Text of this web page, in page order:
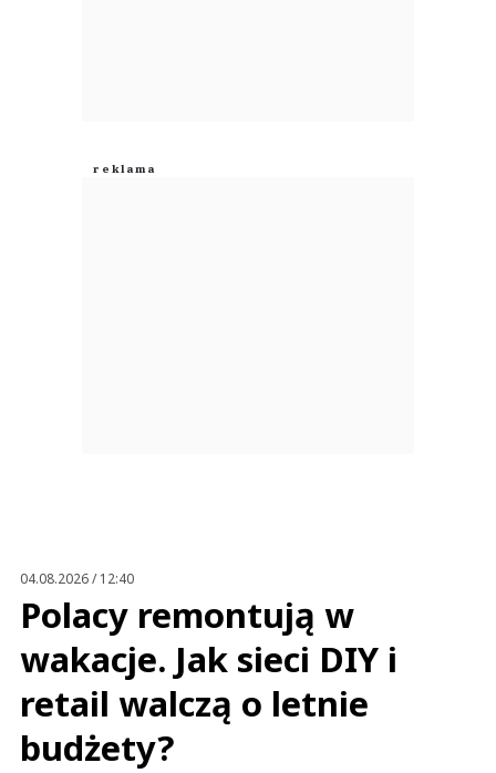
04.08.2026 / 12:40
Polacy remontują w
wakacje. Jak sieci DIY i
retail walczą o letnie
budżety?